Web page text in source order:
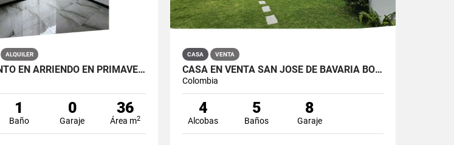
ALQUILER
APARTAMENTO EN ARRIENDO EN PRIMAVERA PUENTE ARANDA PRIMAVERA 6-39 ET 2
1
Baño
0
Garaje
36
Área m2
CASA VENTA
CASA EN VENTA SAN JOSÉ DE BAVARIA BOGOTÁ
Colombia
4
Alcobas
5
Baños
8
Garaje